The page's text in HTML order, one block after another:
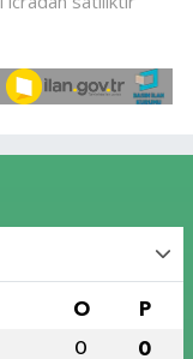
O P
0 0